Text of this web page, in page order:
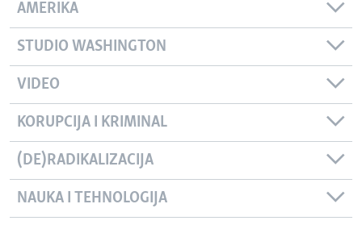
AMERIKA
STUDIO WASHINGTON
VIDEO
KORUPCIJA I KRIMINAL
(DE)RADIKALIZACIJA
NAUKA I TEHNOLOGIJA